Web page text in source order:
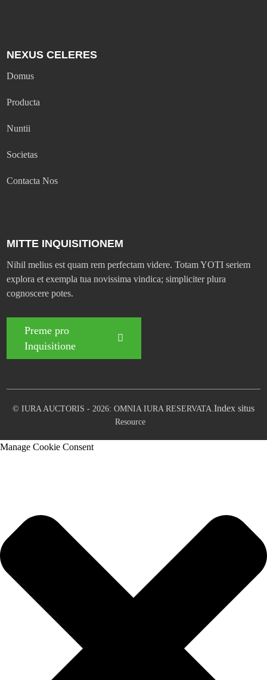
NEXUS CELERES
Domus
Producta
Nuntii
Societas
Contacta Nos
MITTE INQUISITIONEM
Nihil melius est quam rem perfectam videre. Totam YOTI seriem
explora et exempla tua novissima vindica; simpliciter plura
cognoscere potes.
Preme pro
Inquisitione
© IURA AUCTORIS - 2026: OMNIA IURA RESERVATA. Index situs
Resource
Manage Cookie Consent